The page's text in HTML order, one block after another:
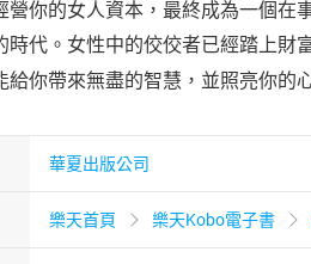
營你的女人資本，最終成為一個在
。女性中的佼佼者已經踏上財富
帶來無盡的智慧，並照亮你的
華夏出版公司
樂天首頁 樂天Kobo電子書